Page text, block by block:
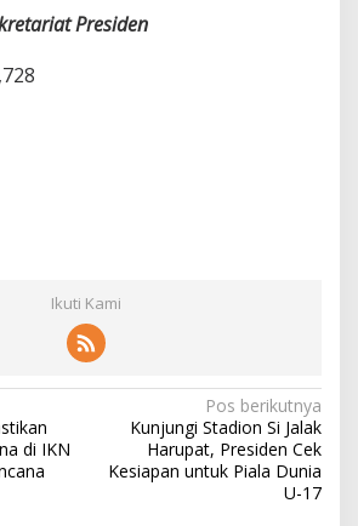
Presiden
Ikuti Kami
di IKN
Pos berikutnya
Kunjungi Stadion Si Jalak
Harupat, Presiden Cek
Kesiapan untuk Piala Dunia
U-17